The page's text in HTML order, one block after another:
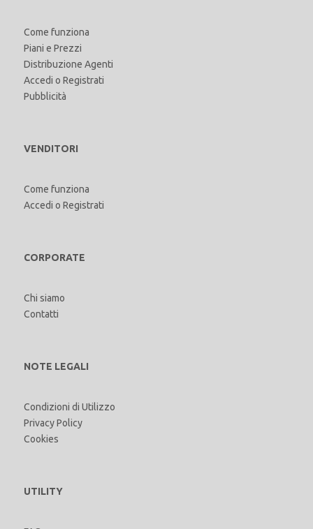
Come funziona
Piani e Prezzi
Distribuzione Agenti
Accedi o Registrati
Pubblicità
VENDITORI
Come funziona
Accedi o Registrati
CORPORATE
Chi siamo
Contatti
NOTE LEGALI
Condizioni di Utilizzo
Privacy Policy
Cookies
UTILITY